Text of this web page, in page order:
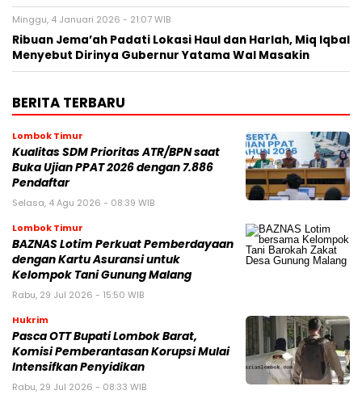
Minggu, 4 Januari 2026 - 21:07 WIB
Ribuan Jema’ah Padati Lokasi Haul dan Harlah, Miq Iqbal
Menyebut Dirinya Gubernur Yatama Wal Masakin
BERITA TERBARU
Lombok Timur
Kualitas SDM Prioritas ATR/BPN saat
Buka Ujian PPAT 2026 dengan 7.886
Pendaftar
Selasa, 4 Agu 2026 - 08:39 WIB
Lombok Timur
BAZNAS Lotim Perkuat Pemberdayaan
dengan Kartu Asuransi untuk
Kelompok Tani Gunung Malang
Rabu, 29 Jul 2026 - 15:50 WIB
Hukrim
Pasca OTT Bupati Lombok Barat,
Komisi Pemberantasan Korupsi Mulai
Intensifkan Penyidikan
Rabu, 29 Jul 2026 - 08:33 WIB